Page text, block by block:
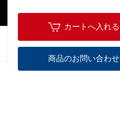
カートへ入れる
商品のお問い合わせ